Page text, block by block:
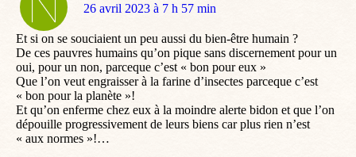
dit
26 avril 2023 à 7 h 57 min
Et si on se souciaient un peu aussi du bien-être humain ?
De ces pauvres humains qu’on pique sans discernement pour un
oui, pour un non, parceque c’est « bon pour eux »
Que l’on veut engraisser à la farine d’insectes parceque c’est
« bon pour la planète »!
Et qu’on enferme chez eux à la moindre alerte bidon et que l’on
dépouille progressivement de leurs biens car plus rien n’est
« aux normes »!…